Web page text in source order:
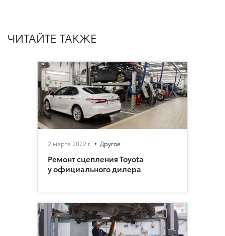
ЧИТАЙТЕ ТАКЖЕ
2 марта 2022 г. Другое
Ремонт сцепления Toyota
у официального дилера